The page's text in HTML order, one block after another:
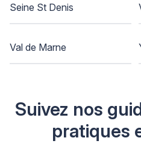
Seine St Denis
Val de Marne
Suivez nos
pratiques